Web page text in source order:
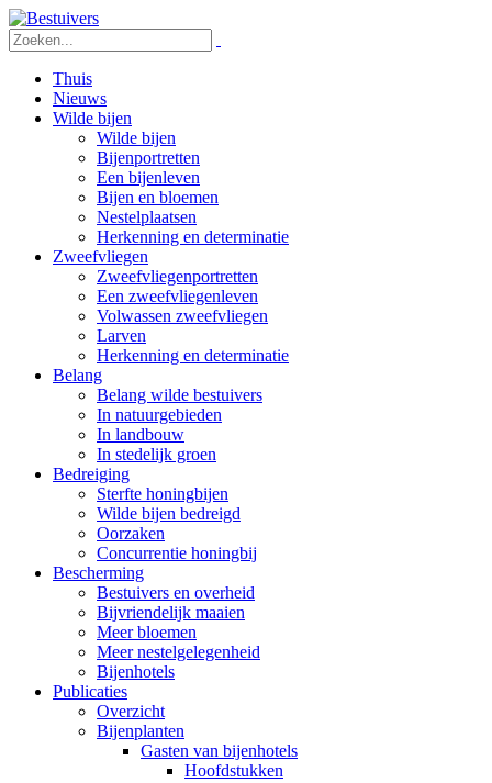
Thuis
Nieuws
Wilde bijen
Wilde bijen
Bijenportretten
Een bijenleven
Bijen en bloemen
Nestelplaatsen
Herkenning en determinatie
Zweefvliegen
Zweefvliegenportretten
Een zweefvliegenleven
Volwassen zweefvliegen
Larven
Herkenning en determinatie
Belang
Belang wilde bestuivers
In natuurgebieden
In landbouw
In stedelijk groen
Bedreiging
Sterfte honingbijen
Wilde bijen bedreigd
Oorzaken
Concurrentie honingbij
Bescherming
Bestuivers en overheid
Bijvriendelijk maaien
Meer bloemen
Meer nestelgelegenheid
Bijenhotels
Publicaties
Overzicht
Bijenplanten
Gasten van bijenhotels
Hoofdstukken